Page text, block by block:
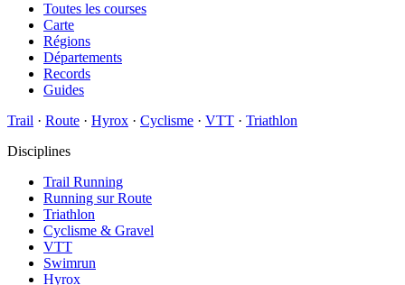
Toutes les courses
Carte
Régions
Départements
Records
Guides
Trail · Route · Hyrox · Cyclisme · VTT · Triathlon
Disciplines
Trail Running
Running sur Route
Triathlon
Cyclisme & Gravel
VTT
Swimrun
Hyrox